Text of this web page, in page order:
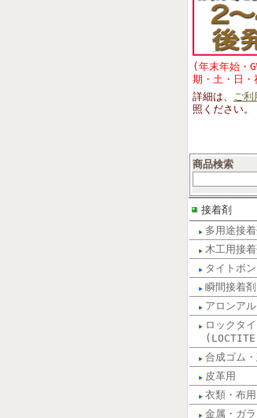
(年末年始・
期・土・日・
詳細は、 ご利
照くださ い。
商品検索
接着剤
多用途接着
木工用接着
タイトボ
瞬間接着剤
アロンア
ロックタイ
合成ゴム
皮革用
衣類・布用
金属・ガ